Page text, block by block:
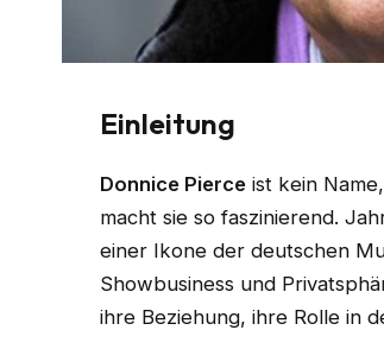
Einleitung
Donnice Pierce ist kein
macht sie so faszinierend.
einer Ikone der deutschen
Showbusiness und
ihre Beziehung, ihre Rolle in